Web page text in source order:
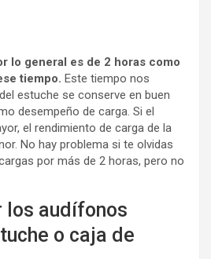
lo general es de 2 horas como
tiempo. Este tiempo nos
estuche se conserve en buen
desempeño de carga. Si el
el rendimiento de carga de la
No hay problema si te olvidas
por más de 2 horas, pero no
los audífonos
o caja de